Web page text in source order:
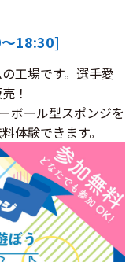
18:30]
工場です。選手愛
！
ボール型スポンジを
体験できます。